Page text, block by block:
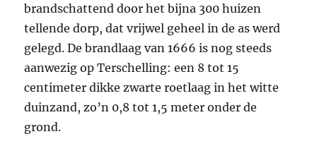
brandschattend door het bijna 300 huizen
tellende dorp, dat vrijwel geheel in de as werd
gelegd. De brandlaag van 1666 is nog steeds
aanwezig op Terschelling: een 8 tot 15
centimeter dikke zwarte roetlaag in het witte
duinzand, zo’n 0,8 tot 1,5 meter onder de
grond.